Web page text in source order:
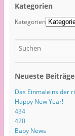
Kategorien
Kategorien
Neueste Beiträge
Das Einmaleins der
Happy New Year!
434
420
Baby News